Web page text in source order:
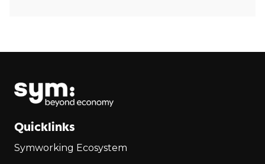
Quicklinks
Symworking Ecosystem